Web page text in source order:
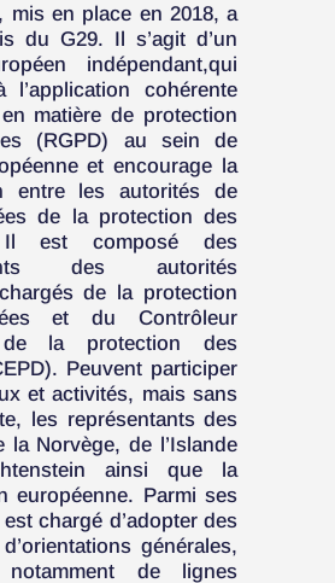
mis en place en 2018, a
du G29. Il s’agit d’un
indépendant,qui
l’application cohérente
matière de protection
(RGPD) au sein de
et encourage la
entre les autorités de
de la protection des
Il est composé des
des autorités
de la protection
et du Contrôleur
de la protection des
Peuvent participer
et activités, mais sans
les représentants des
la Norvège, de l’Islande
ainsi que la
européenne. Parmi ses
chargé d’adopter des
générales,
de lignes